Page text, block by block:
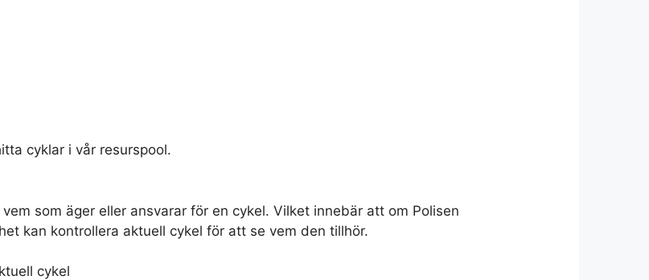
cyklar i vår resurspool.
som äger eller ansvarar för en cykel. Vilket innebär att om Polisen
kan kontrollera aktuell cykel för att se vem den tillhör.
cykel